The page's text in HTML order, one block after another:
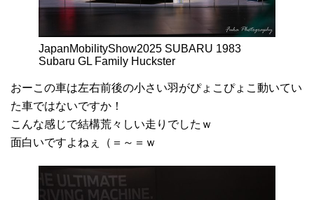
JapanMobilityShow2025 SUBARU 1983
Subaru GL Family Huckster
おーこの車は左右前後の小さい羽がぴょこぴょこ動いてい
た車ではないですか！
こんな感じで結構荒々しい走りでしたｗ
面白いですよねぇ（＝～＝ｗ